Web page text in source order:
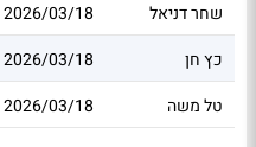
שחר דניאל
2026/03/18
כץ חן
2026/03/18
טל משה
2026/03/18